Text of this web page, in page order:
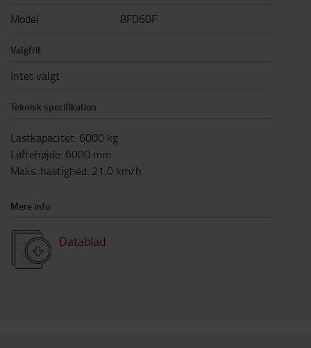
Model 8FD60F
Valgfrit
Intet valgt
Teknisk specifikation
Lastkapacitet: 6000 kg
Løftehøjde: 6000 mm
Maks. hastighed: 21,0 km/h
Mere info
Datablad